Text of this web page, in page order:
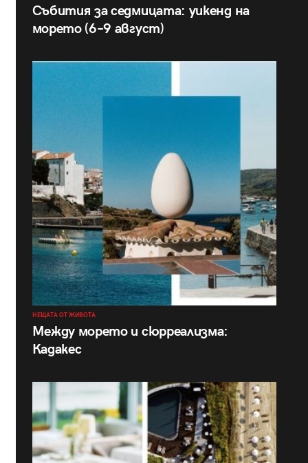
Събития за седмицата: уикенд на
морето (6–9 август)
НЕЩАТА ОТ ЖИВОТА
Между морето и сюрреализма:
Кадакес